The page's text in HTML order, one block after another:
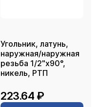
Угольник, латунь,
наружная/наружная
резьба 1/2"х90°,
никель, РТП
223.64 ₽